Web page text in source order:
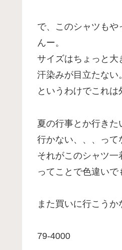
で、このシャツもや
んー。
サイズはちょっと大
汗染みが目立たない。
というわけでこれは
夏の行事とか行きた
行かない、、、って
それがこのシャツ一
ってことで色違いで
また買いに行こうか
79-4000